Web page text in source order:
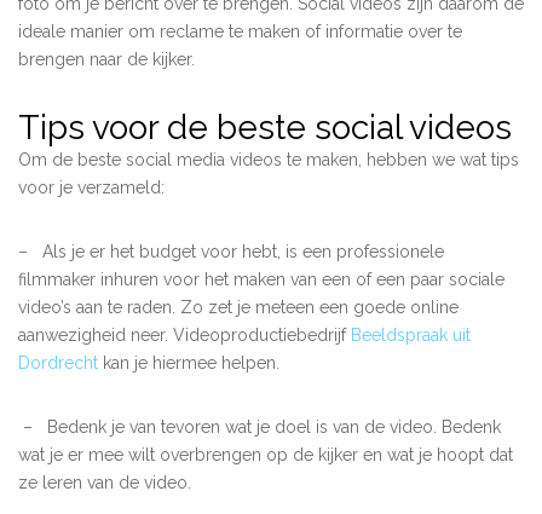
ideale manier om reclame te maken of informatie over te
brengen naar de kijker.
Tips voor de beste social videos
Om de beste social media videos te maken, hebben we wat tips
voor je verzameld:
–
Als je er het budget voor hebt, is een professionele
filmmaker inhuren voor het maken van een of een paar sociale
video’s aan te raden. Zo zet je meteen een goede online
aanwezigheid neer. Videoproductiebedrijf Beeldspraak uit
Dordrecht kan je hiermee helpen.
–
Bedenk je van tevoren wat je doel is van de video. Bedenk
wat je er mee wilt overbrengen op de kijker en wat je hoopt dat
ze leren van de video.